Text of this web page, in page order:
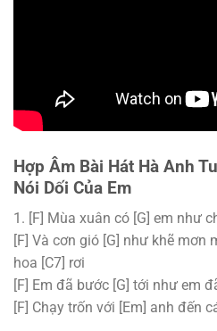
Hợp Âm Bài Hát Hà Anh
Nói Dối Của Em
1. [F] Mùa xuân có [G] em như
[F] Và cơn gió [G] như khẽ mơn
hoa [C7] rơi
[F] Em đã bước [G] tới như em
[F] Chạy trốn với [Em] anh đến